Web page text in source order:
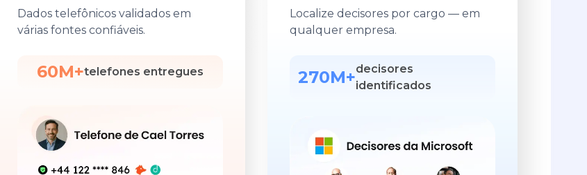
Dados telefônicos validados em
várias fontes confiáveis.
60M+telefones entregues
Localize decisores por cargo — em
qualquer empresa.
270M+decisores
identificados